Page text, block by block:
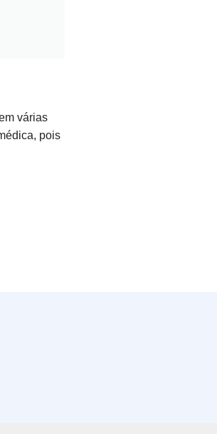
várias
pois